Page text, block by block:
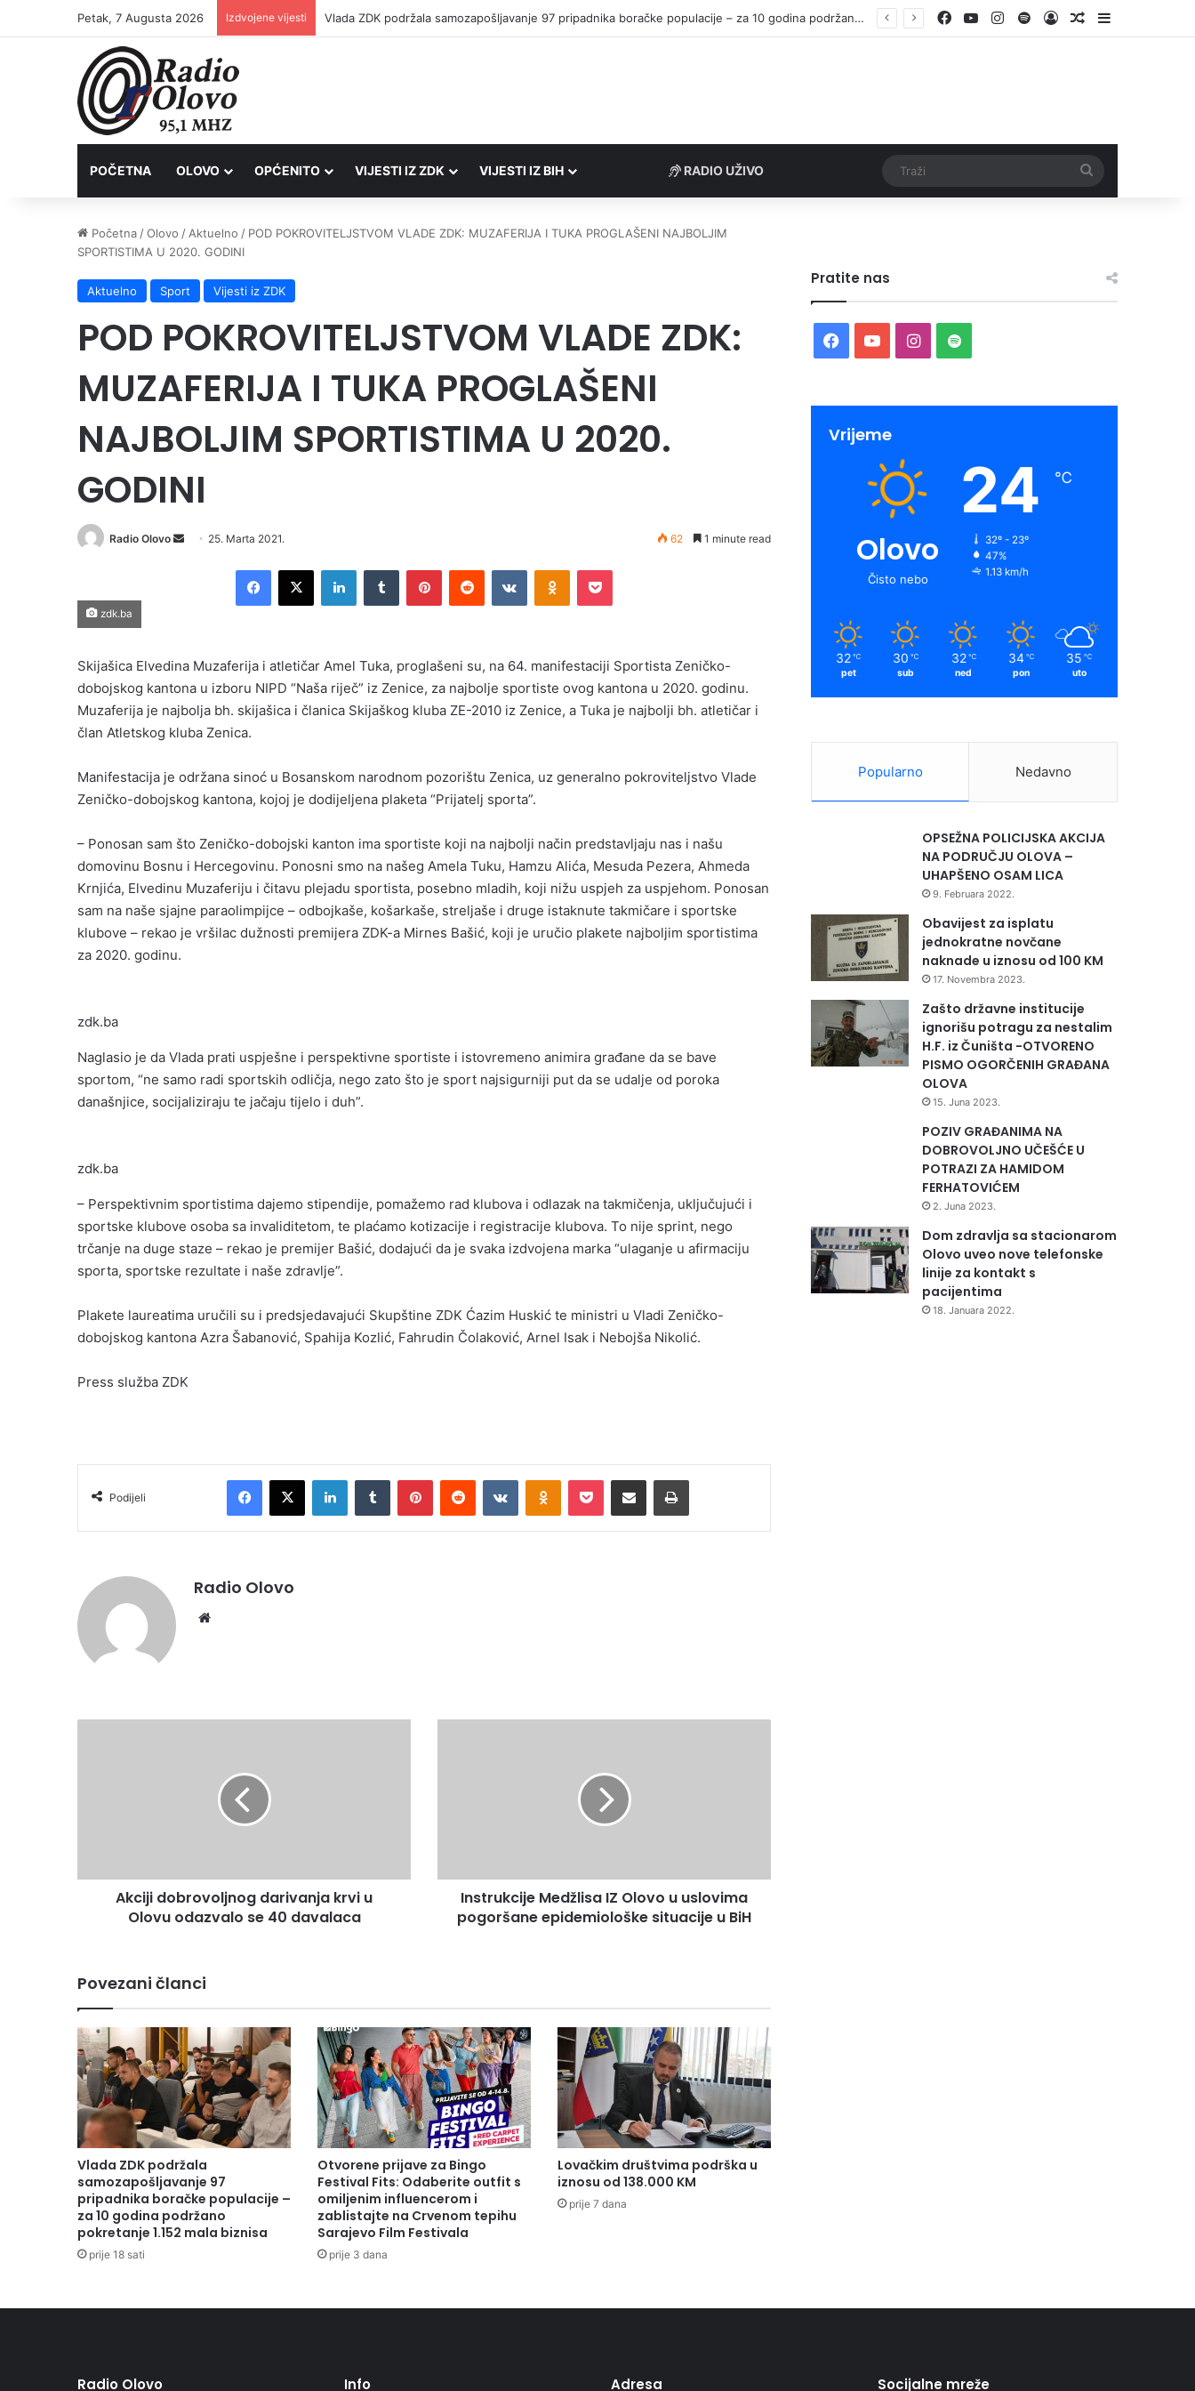
Petak, 7 Augusta 2026 Izdvojene vijesti Otvorene prijave za Bingo Festival Fits: Odaberite outfit s omiljenim influencerom i zablistajte na Crvenom tepihu Sarajevo Film Festivala Facebook
YouTubeInstagram
SpotifyLog InRandom Article
Sidebar
POČETNA OLOVO OPĆENITO VIJESTI IZ ZDK VIJESTI IZ BIH RADIO UŽIVO
Početna /Olovo / Aktuelno / POD POKROVITELJSTVOM VLADE ZDK: MUZAFERIJA I TUKA PROGLAŠENI NAJBOLJIM
SPORTISTIMA U 2020. GODINI
Aktuelno Sport Vijesti iz ZDK
POD POKROVITELJSTVOM VLADE ZDK:
MUZAFERIJA I TUKA PROGLAŠENI
NAJBOLJIM SPORTISTIMA U 2020.
GODINI
Radio Olovo
Send 25. Marta 2021. 62 1 minute read
Facebook
X LinkedInTumblr PinterestReddit VKontakteOdnoklassniki
Pocket
zdk.ba
Skijašica Elvedina Muzaferija i atletičar Amel Tuka, proglašeni su, na 64. manifestaciji Sportista Zeničko-
dobojskog kantona u izboru NIPD “Naša riječ” iz Zenice, za najbolje sportiste ovog kantona u 2020. godinu.
Muzaferija je najbolja bh. skijašica i članica Skijaškog kluba ZE-2010 iz Zenice, a Tuka je najbolji bh. atletičar i
član Atletskog kluba Zenica.
Manifestacija je održana sinoć u Bosanskom narodnom pozorištu Zenica, uz generalno pokroviteljstvo Vlade
Zeničko-dobojskog kantona, kojoj je dodijeljena plaketa “Prijatelj sporta”.
– Ponosan sam što Zeničko-dobojski kanton ima sportiste koji na najbolji način predstavljaju nas i našu
domovinu Bosnu i Hercegovinu. Ponosni smo na našeg Amela Tuku, Hamzu Alića, Mesuda Pezera, Ahmeda
Krnjića, Elvedinu Muzaferiju i čitavu plejadu sportista, posebno mladih, koji nižu uspjeh za uspjehom. Ponosan
sam na naše sjajne paraolimpijce – odbojkaše, košarkaše, streljaše i druge istaknute takmičare i sportske
klubove – rekao je vršilac dužnosti premijera ZDK-a Mirnes Bašić, koji je uručio plakete najboljim sportistima
za 2020. godinu.
zdk.ba
Naglasio je da Vlada prati uspješne i perspektivne sportiste i istovremeno animira građane da se bave
sportom, “ne samo radi sportskih odličja, nego zato što je sport najsigurniji put da se udalje od poroka
današnjice, socijaliziraju te jačaju tijelo i duh”.
zdk.ba
– Perspektivnim sportistima dajemo stipendije, pomažemo rad klubova i odlazak na takmičenja, uključujući i
sportske klubove osoba sa invaliditetom, te plaćamo kotizacije i registracije klubova. To nije sprint, nego
trčanje na duge staze – rekao je premijer Bašić, dodajući da je svaka izdvojena marka “ulaganje u afirmaciju
sporta, sportske rezultate i naše zdravlje”.
Plakete laureatima uručili su i predsjedavajući Skupštine ZDK Ćazim Huskić te ministri u Vladi Zeničko-
dobojskog kantona Azra Šabanović, Spahija Kozlić, Fahrudin Čolaković, Arnel Isak i Nebojša Nikolić.
Press služba ZDK
Podijeli
Facebook
X LinkedInTumblr PinterestReddit VKontakteOdnoklassniki
Pocket Podijeli putem Emaila Print
Radio Olovo
40
davalacaAkciji dobrovoljnog darivanja krvi u
Olovu odazvalo se 40 davalaca
situacije
Instrukcije Medžlisa IZ Olovo u uslovima
pogoršane epidemiološke situacije u BiH
Povezani članci
Vlada ZDK podržala
samozapošljavanje 97
pripadnika boračke populacije –
za 10 godina podržano
pokretanje 1.152 mala biznisa
prije 18 sati
Otvorene prijave za Bingo
Festival Fits: Odaberite outfit s
omiljenim influencerom i
zablistajte na Crvenom tepihu
Sarajevo Film Festivala
prije 3 dana
Lovačkim društvima podrška u
iznosu od 138.000 KM
prije 7 dana
Pratite nas
Facebook
YouTubeInstagram
Spotify
Vrijeme
Olovo
Čisto nebo
24 ℃
32º - 23º
47%
1.13 km/h
32 ℃
pet
30 ℃
sub
32 ℃
ned
34 ℃
pon
35 ℃
uto
Popularno Nedavno
OPSEŽNA POLICIJSKA AKCIJA
NA PODRUČJU OLOVA –
UHAPŠENO OSAM LICA
9. Februara 2022.
Obavijest za isplatu
jednokratne novčane
naknade u iznosu od 100 KM
17. Novembra 2023.
Zašto državne institucije
ignorišu potragu za nestalim
H.F. iz Čuništa -OTVORENO
PISMO OGORČENIH GRAĐANA
OLOVA
15. Juna 2023.
POZIV GRAĐANIMA NA
DOBROVOLJNO UČEŠĆE U
POTRAZI ZA HAMIDOM
FERHATOVIĆEM
2. Juna 2023.
Dom zdravlja sa stacionarom
Olovo uveo nove telefonske
linije za kontakt s
pacijentima
18. Januara 2022.
Radio Olovo Info Adresa Socijalne mreže